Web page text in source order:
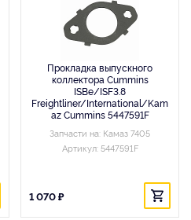
Прокладка выпускного
коллектора Cummins
ISBe/ISF3.8
Freightliner/International/Kam
az Cummins 5447591F
Запчасти на: Камаз 7405
Артикул: 5447591F
1 070 ₽